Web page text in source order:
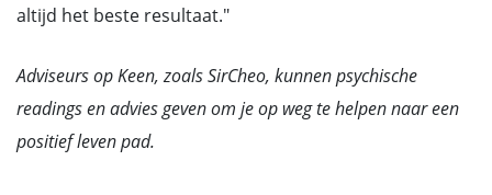
altijd het beste resultaat."
Adviseurs op Keen, zoals SirCheo, kunnen psychische
readings en advies geven om je op weg te helpen naar een
positief leven pad.